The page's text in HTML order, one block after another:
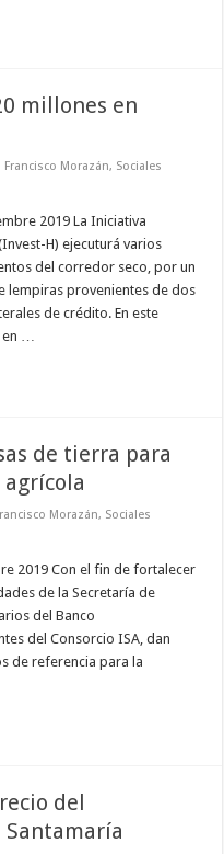
millones en
Francisco Morazán, Sociales
2019 La Iniciativa
H) ejecuturá varios
del corredor seco, por un
lempiras provenientes de dos
de crédito. En este
…
de tierra para
Morazán, Sociales
2019 Con el fin de fortalecer
de la Secretaría de
del Banco
del Consorcio ISA, dan
de referencia para la
del